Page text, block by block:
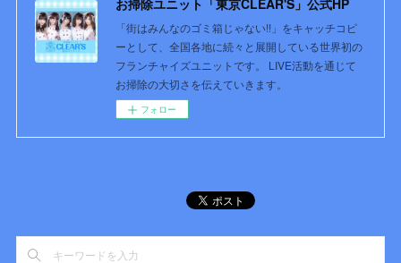
お掃除ユニット「東京CLEAR'S」公式HP
「街はみんなのゴミ箱じゃない!!」をキャッチコピ
ーとして、全国各地に続々と展開している世界初の
フランチャイズユニットです。 LIVE活動を通じて
お掃除の大切さを伝えていきます。
フォロー